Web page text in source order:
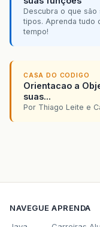
Descubra o que
tipos. Aprenda tudo
tempo!
CASA DO CODIGO
Orientacao a
suas...
Por Thiago Leite e
NAVEGUE APRENDA